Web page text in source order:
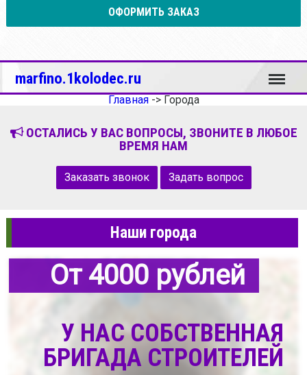
ОФОРМИТЬ ЗАКАЗ
marfino.1kolodec.ru Меню
Главная-> Города
ОСТАЛИСЬ У ВАС ВОПРОСЫ, ЗВОНИТЕ В ЛЮБОЕ
ВРЕМЯ НАМ
Заказать звонок Задать вопрос
Наши города
От 4000 рублей
У НАС СОБСТВЕННАЯ
БРИГАДА СТРОИТЕЛЕЙ